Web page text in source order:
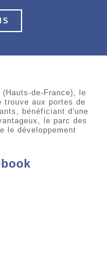
de-France), le
trouve aux portes de
bénéficiant d'une
le parc des
le développement